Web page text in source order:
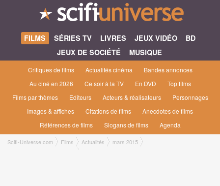
FILMS SÉRIES TV LIVRES JEUX VIDÉO
BD
JEUX DE SOCIÉTÉ
MUSIQUE
Critiques de films Actualités cinéma
Bandes annonces
Au ciné en 2026
Ce soir à la TV En DVD
Top films
Films par thèmes
Editeurs Acteurs & réalisateurs
Personnages
Images & affiches
Citations de films
Anecdotes de films
Références de films
Slogans de films Agenda
Scifi-Universe.com Films Actualités
mars 2015